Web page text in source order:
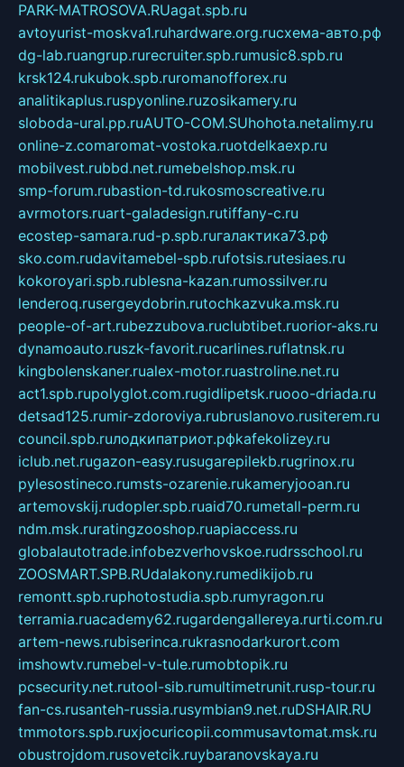
PARK-MATROSOVA.RUagat.spb.ru
avtoyurist-moskva1.ruhardware.org.ruсхема-авто.рф
dg-lab.ruangrup.rurecruiter.spb.rumusic8.spb.ru
krsk124.rukubok.spb.ruromanofforex.ru
analitikaplus.ruspyonline.ruzosikamery.ru
sloboda-ural.pp.ruAUTO-COM.SUhohota.netalimy.ru
online-z.comaromat-vostoka.ruotdelkaexp.ru
mobilvest.rubbd.net.rumebelshop.msk.ru
smp-forum.rubastion-td.rukosmoscreative.ru
avrmotors.ruart-galadesign.rutiffany-c.ru
ecostep-samara.rud-p.spb.ruгалактика73.рф
sko.com.rudavitamebel-spb.rufotsis.rutesiaes.ru
kokoroyari.spb.rublesna-kazan.rumossilver.ru
lenderoq.rusergeydobrin.rutochkazvuka.msk.ru
people-of-art.rubezzubova.ruclubtibet.ruorior-aks.ru
dynamoauto.ruszk-favorit.rucarlines.ruflatnsk.ru
kingbolenskaner.rualex-motor.ruastroline.net.ru
act1.spb.rupolyglot.com.rugidlipetsk.ruooo-driada.ru
detsad125.rumir-zdoroviya.rubruslanovo.rusiterem.ru
council.spb.ruлодкипатриот.рфkafekolizey.ru
iclub.net.rugazon-easy.rusugarepilekb.rugrinox.ru
pylesostineco.rumsts-ozarenie.rukameryjooan.ru
artemovskij.rudopler.spb.ruaid70.rumetall-perm.ru
ndm.msk.ruratingzooshop.ruapiaccess.ru
globalautotrade.infobezverhovskoe.rudrsschool.ru
ZOOSMART.SPB.RUdalakony.rumedikijob.ru
remontt.spb.ruphotostudia.spb.rumyragon.ru
terramia.ruacademy62.rugardengallereya.rurti.com.ru
artem-news.rubiserinca.rukrasnodarkurort.com
imshowtv.rumebel-v-tule.rumobtopik.ru
pcsecurity.net.rutool-sib.rumultimetrunit.rusp-tour.ru
fan-cs.rusanteh-russia.rusymbian9.net.ruDSHAIR.RU
tmmotors.spb.ruxjocuricopii.commusavtomat.msk.ru
obustrojdom.rusovetcik.ruybaranovskaya.ru